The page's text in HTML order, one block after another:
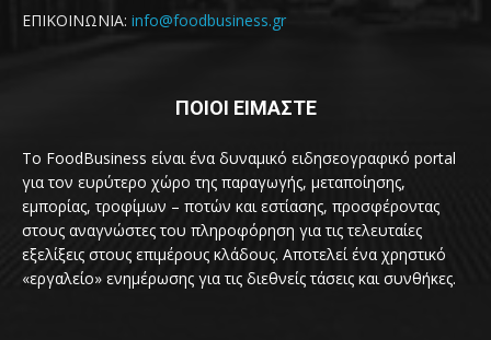
ΕΠΙΚΟΙΝΩΝΙΑ: info@foodbusiness.gr
ΠΟΙΟΙ ΕΙΜΑΣΤΕ
Το FoodBusiness είναι ένα δυναμικό ειδησεογραφικό portal
για τον ευρύτερο χώρο της παραγωγής, μεταποίησης,
εμπορίας, τροφίμων – ποτών και εστίασης, προσφέροντας
στους αναγνώστες του πληροφόρηση για τις τελευταίες
εξελίξεις στους επιμέρους κλάδους. Αποτελεί ένα χρηστικό
«εργαλείο» ενημέρωσης για τις διεθνείς τάσεις και συνθήκες.